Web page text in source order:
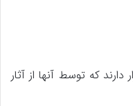
دارند که توسط آنها از آثار